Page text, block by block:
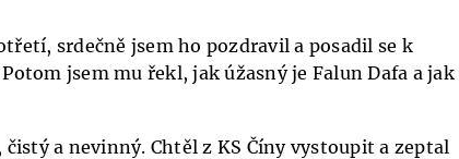
srdečně jsem ho pozdravil a posadil se k
jsem mu řekl, jak úžasný je Falun Dafa a jak
a nevinný. Chtěl z KS Číny vystoupit a zeptal